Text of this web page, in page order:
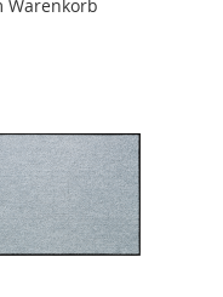
Warenkorb